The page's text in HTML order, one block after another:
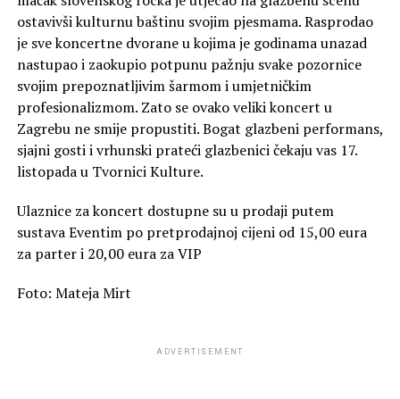
ostavivši kulturnu baštinu svojim pjesmama. Rasprodao
je sve koncertne dvorane u kojima je godinama unazad
nastupao i zaokupio potpunu pažnju svake pozornice
svojim prepoznatljivim šarmom i umjetničkim
profesionalizmom. Zato se ovako veliki koncert u
Zagrebu ne smije propustiti. Bogat glazbeni performans,
sjajni gosti i vrhunski prateći glazbenici čekaju vas 17.
listopada u Tvornici Kulture.
Ulaznice za koncert dostupne su u prodaji putem
sustava Eventim po pretprodajnoj cijeni od 15,00 eura
za parter i 20,00 eura za VIP
Foto: Mateja Mirt
ADVERTISEMENT